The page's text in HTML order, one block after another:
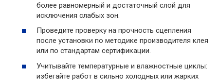
более равномерный и достаточный слой для
исключения слабых зон.
Проведите проверку на прочность сцепления
после установки по методике производителя клея
или по стандартам сертификации.
Учитывайте температурные и влажностные циклы:
избегайте работ в сильно холодных или жарких